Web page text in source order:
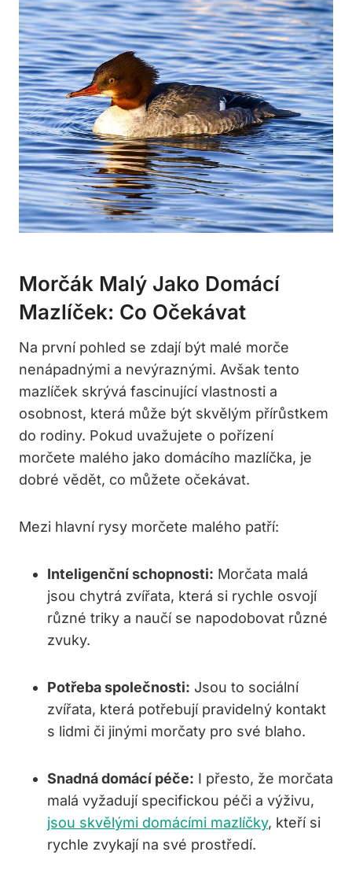
Morčák Malý Jako Domácí
Mazlíček: Co Očekávat
Na první pohled se zdají být malé morče
nenápadnými a nevýraznými. Avšak tento
mazlíček skrývá fascinující vlastnosti a
osobnost, která může být skvělým přírůstkem
do rodiny. Pokud uvažujete o pořízení
morčete malého jako domácího mazlíčka, je
dobré vědět, co můžete očekávat.
Mezi hlavní rysy morčete malého patří:
Inteligenční schopnosti: Morčata malá
jsou chytrá zvířata, která si rychle osvojí
různé triky a naučí se napodobovat různé
zvuky.
Potřeba společnosti: Jsou to sociální
zvířata, která potřebují pravidelný kontakt
s lidmi či jinými morčaty pro své blaho.
Snadná domácí péče: I přesto, že morčata
malá vyžadují specifickou péči a výživu,
jsou skvělými domácími mazlíčky, kteří si
rychle zvykají na své prostředí.